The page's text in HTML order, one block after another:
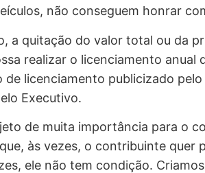
não conseguem honrar
a quitação do valor total ou da
realizar o licenciamento
de licenciamento publicizado
Executivo.
de muita importância para o
às vezes, o contribuinte quer
ele não tem condição.